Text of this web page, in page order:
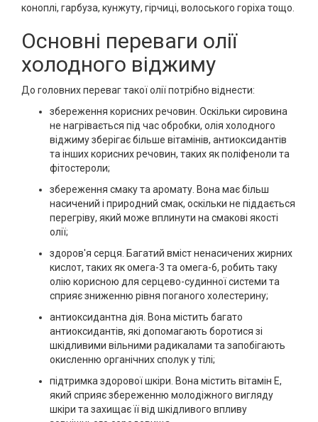
коноплі, гарбуза, кунжуту, гірчиці, волоського горіха тощо.
Основні переваги олії
холодного віджиму
До головних переваг такої олії потрібно віднести:
збереження корисних речовин. Оскільки сировина
не нагрівається під час обробки, олія холодного
віджиму зберігає більше вітамінів, антиоксидантів
та інших корисних речовин, таких як поліфеноли та
фітостероли;
збереження смаку та аромату. Вона має більш
насичений і природний смак, оскільки не піддається
перегріву, який може вплинути на смакові якості
олії;
здоров'я серця. Багатий вміст ненасичених жирних
кислот, таких як омега-3 та омега-6, робить таку
олію корисною для серцево-судинної системи та
сприяє зниженню рівня поганого холестерину;
антиоксидантна дія. Вона містить багато
антиоксидантів, які допомагають боротися зі
шкідливими вільними радикалами та запобігають
окисленню органічних сполук у тілі;
підтримка здорової шкіри. Вона містить вітамін Е,
який сприяє збереженню молодіжного вигляду
шкіри та захищає її від шкідливого впливу